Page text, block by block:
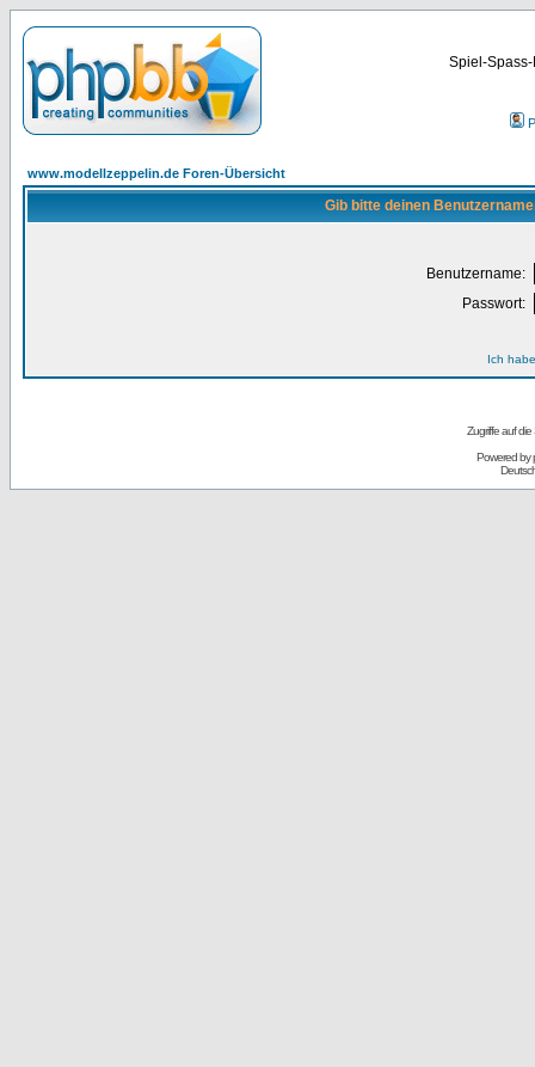
Spiel-
www.modellzeppelin.de Foren-Übersicht
Gib bitte deinen
Benutzername:
Passwort:
Ich
Zugriffe auf
Powered by